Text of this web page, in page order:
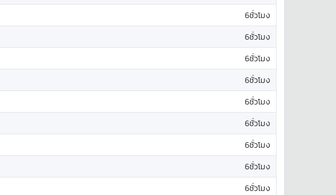
6ชั่วโมง
6ชั่วโมง
6ชั่วโมง
6ชั่วโมง
6ชั่วโมง
6ชั่วโมง
6ชั่วโมง
6ชั่วโมง
6ชั่วโมง